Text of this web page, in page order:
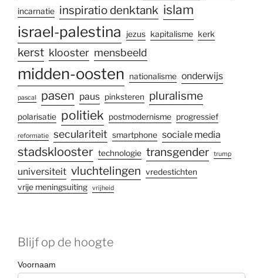
incarnatie inspiratio denktank islam
israel-palestina jezus kapitalisme kerk
kerst klooster mensbeeld
midden-oosten nationalisme onderwijs
pascal pasen paus pinksteren pluralisme
polarisatie politiek postmodernisme progressief
reformatie seculariteit smartphone sociale media
stadsklooster technologie transgender trump
universiteit vluchtelingen vredestichten
vrije meningsuiting
vrijheid
Blijf op de hoogte